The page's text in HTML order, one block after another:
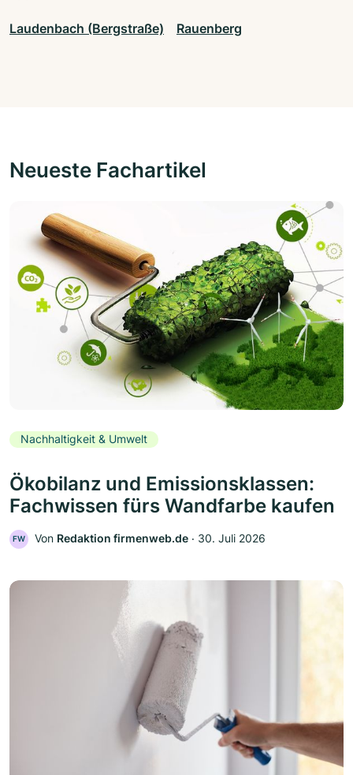
Laudenbach (Bergstraße) Rauenberg
Neueste Fachartikel
Nachhaltigkeit & Umwelt
Ökobilanz und Emissionsklassen:
Fachwissen fürs Wandfarbe kaufen
FW Von Redaktion firmenweb.de ‧ 30. Juli 2026